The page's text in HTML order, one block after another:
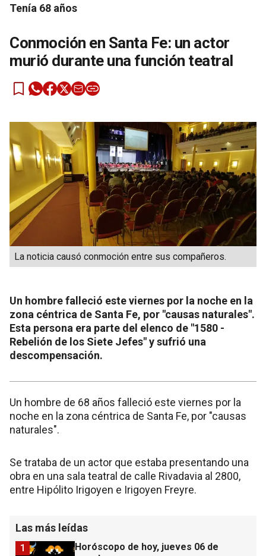
Tenía 68 años
Conmoción en Santa Fe: un actor
murió durante una función teatral
La noticia causó conmoción entre sus compañeros.
Un hombre falleció este viernes por la noche en la
zona céntrica de Santa Fe, por "causas naturales".
Esta persona era parte del elenco de "1580 -
Rebelión de los Siete Jefes" y sufrió una
descompensación.
Un hombre de 68 años falleció este viernes por la
noche en la zona céntrica de Santa Fe, por "causas
naturales".
Se trataba de un actor que estaba presentando una
obra en una sala teatral de calle Rivadavia al 2800,
entre Hipólito Irigoyen e Irigoyen Freyre.
Las más leídas
Horóscopo de hoy, jueves 06 de
1